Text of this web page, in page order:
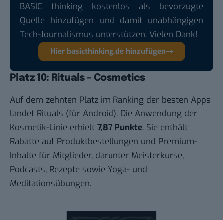
BASIC thinking kostenlos als bevorzugte
Quelle hinzufügen und damit unabhängigen
Tech-Journalismus unterstützen. Vielen Dank!
Hier basicthinking.de hinzufügen
Platz 10: Rituals – Cosmetics
Auf dem zehnten Platz im Ranking der besten Apps
landet Rituals (für Android). Die Anwendung der
Kosmetik-Linie erhielt 7,87 Punkte. Sie enthält
Rabatte auf Produktbestellungen und Premium-
Inhalte für Mitglieder, darunter Meisterkurse,
Podcasts, Rezepte sowie Yoga- und
Meditationsübungen.